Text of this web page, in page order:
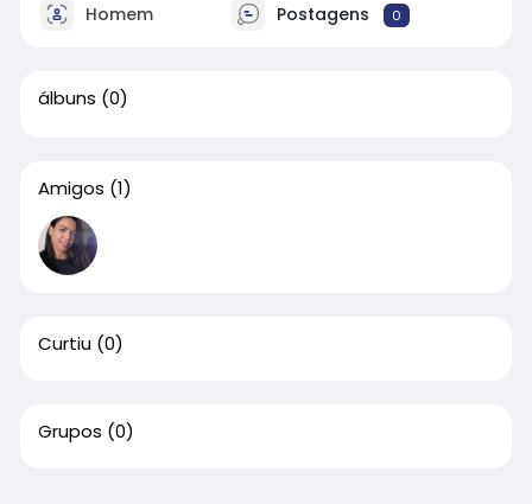
Homem Postagens 0
álbuns (0)
Amigos (1)
Curtiu (0)
Grupos (0)